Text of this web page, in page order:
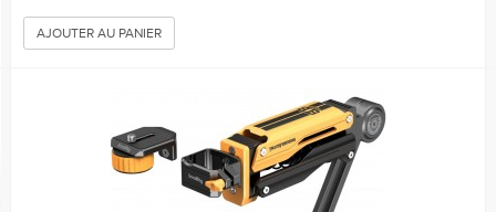
AJOUTER AU PANIER